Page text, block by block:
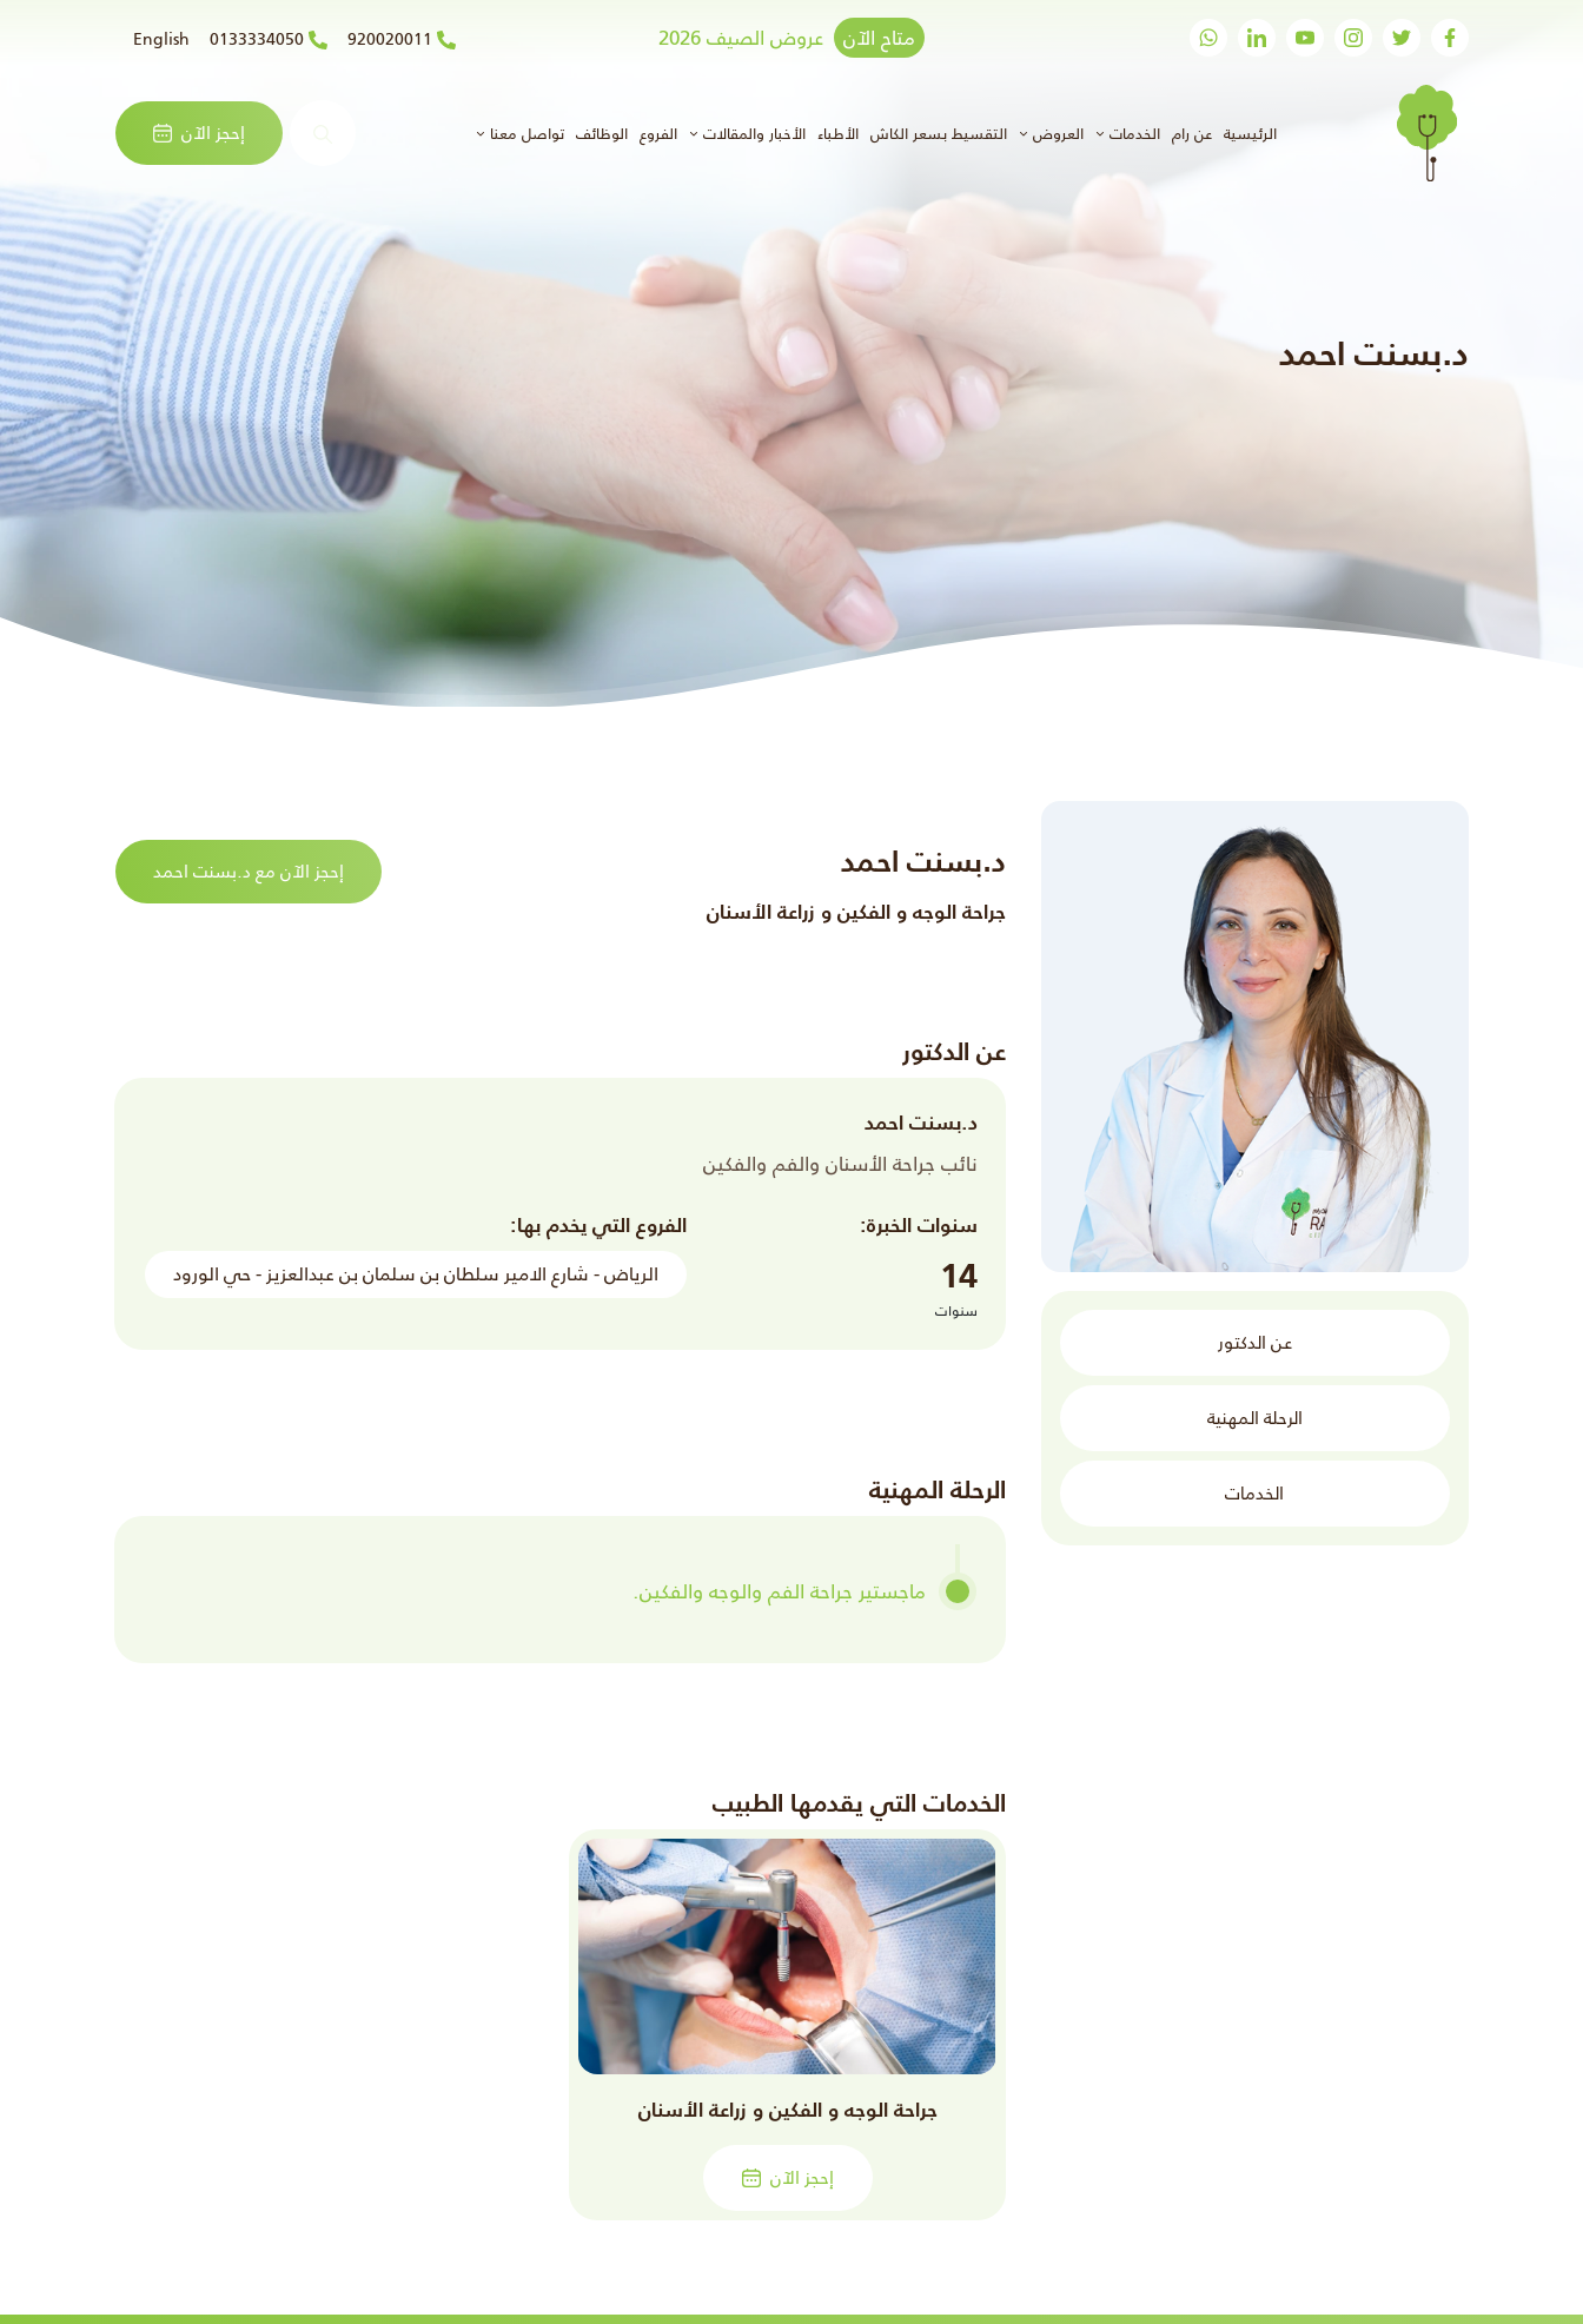
متاح الآن عروض الصيف 2026 920020011
0133334050
English
الرئيسية(الحالي)
عن رام الخدمات العروض التقسيط بسعر الكاش الأطباء الأخبار والمقالات الفروع الوظائف تواصل معنا إحجز الآن
د.بسنت احمد
عن الدكتور
الرحلة المهنية
الخدمات
د.بسنت احمد
جراحة الوجه و الفكين و زراعة الأسنان
إحجز الآن مع د.بسنت احمد
عن الدكتور
د.بسنت احمد
نائب جراحة الأسنان والفم والفكين
سنوات الخبرة:
14
سنوات
الفروع التي يخدم بها:
الرياض - شارع الامير سلطان بن سلمان بن عبدالعزيز - حي الورود
الرحلة المهنية
ماجستير جراحة الفم والوجه والفكين.
الخدمات التي يقدمها الطبيب
جراحة الوجه و الفكين و زراعة الأسنان
إحجز الآن